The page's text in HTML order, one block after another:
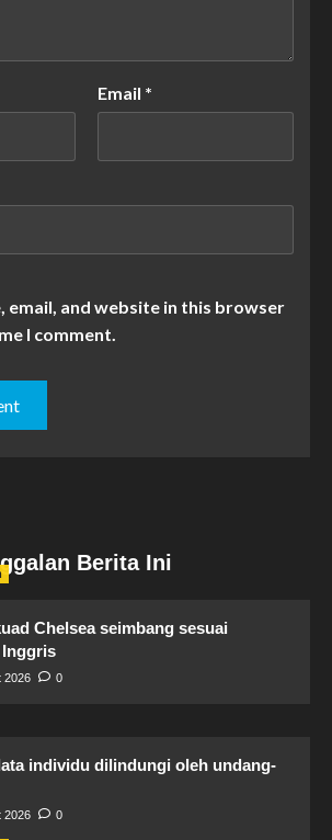
Email *
email, and website in this browser
I comment.
Berita Ini
Chelsea seimbang sesuai
2026 0
individu dilindungi oleh undang-
2026 0